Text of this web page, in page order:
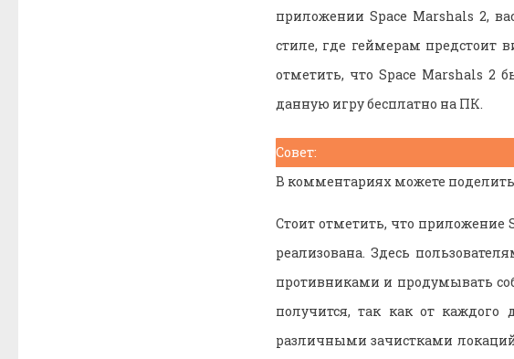
приложении Space Marshals 2,
стиле, где геймерам предстоит
отметить, что Space Marshals 2
данную игру бесплатно на ПК.
Совет:
В комментариях можете
Стоит отметить, что приложение
реализована. Здесь
противниками и продумывать
получится, так как от
различными зачистками